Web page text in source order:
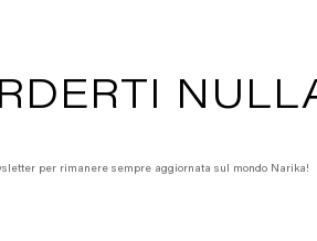
per rimanere sempre aggiornata sul mondo Narika!